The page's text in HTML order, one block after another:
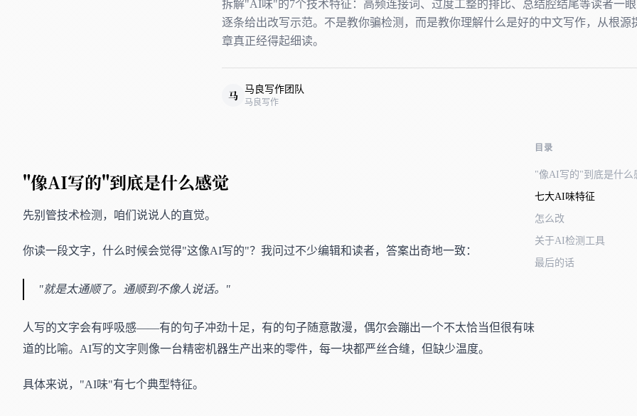
拆解"AI味"的7个技术特征：高频连接词、过度工整的排比、总结腔结尾等读者一
逐条给出改写示范。不是教你骗检测，而是教你理解什么是好的中文写作，从根源
章真正经得起细读。
马 马良写作团队
马良写作
"像AI写的"到底是什么感觉
先别管技术检测，咱们说说人的直觉。
你读一段文字，什么时候会觉得"这像AI写的"？我问过不少编辑和读者，答案出奇地一致：
"就是太通顺了。通顺到不像人说话。"
人写的文字会有呼吸感——有的句子冲劲十足，有的句子随意散漫，偶尔会蹦出一个不太恰当但很有味
道的比喻。AI写的文字则像一台精密机器生产出来的零件，每一块都严丝合缝，但缺少温度。
具体来说，"AI味"有七个典型特征。
目录
"像AI写的"到底是什么
七大AI味特征
怎么改
关于AI检测工具
最后的话